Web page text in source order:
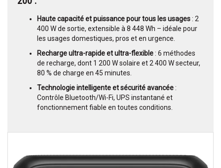
Haute capacité et puissance pour tous les usages: 2
400 W de sortie, extensible à 8 448 Wh – idéale pour
les usages domestiques, pros et en urgence.
Recharge ultra-rapide et ultra-flexible: 6 méthodes
de recharge, dont 1 200 W solaire et 2 400 W secteur,
80 % de charge en 45 minutes.
Technologie intelligente et sécurité avancée:
Contrôle Bluetooth/Wi-Fi, UPS instantané et
fonctionnement fiable en toutes conditions.